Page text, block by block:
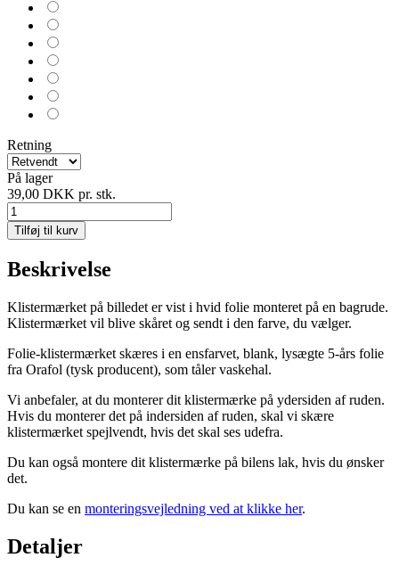
Retning
På lager
39,00 DKK pr. stk.
Tilføj til kurv
Beskrivelse
Klistermærket på billedet er vist i hvid folie monteret på en bagrude.
Klistermærket vil blive skåret og sendt i den farve, du vælger.
Folie-klistermærket skæres i en ensfarvet, blank, lysægte 5-års folie
fra Orafol (tysk producent), som tåler vaskehal.
Vi anbefaler, at du monterer dit klistermærke på ydersiden af ruden.
Hvis du monterer det på indersiden af ruden, skal vi skære
klistermærket spejlvendt, hvis det skal ses udefra.
Du kan også montere dit klistermærke på bilens lak, hvis du ønsker
det.
Du kan se en monteringsvejledning ved at klikke her.
Detaljer